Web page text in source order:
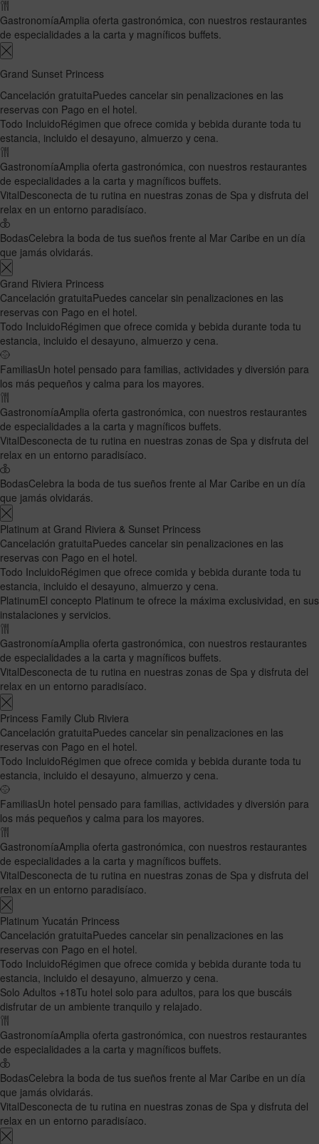
GastronomíaAmplia oferta gastronómica, con nuestros restaurantes
de especialidades a la carta y magníficos buffets.
Grand Sunset Princess
Cancelación gratuitaPuedes cancelar sin penalizaciones en las
reservas con Pago en el hotel.
Todo IncluidoRégimen que ofrece comida y bebida durante toda tu
estancia, incluido el desayuno, almuerzo y cena.
GastronomíaAmplia oferta gastronómica, con nuestros restaurantes
de especialidades a la carta y magníficos buffets.
VitalDesconecta de tu rutina en nuestras zonas de Spa y disfruta del
relax en un entorno paradisíaco.
BodasCelebra la boda de tus sueños frente al Mar Caribe en un día
que jamás olvidarás.
Grand Riviera Princess
Cancelación gratuitaPuedes cancelar sin penalizaciones en las
reservas con Pago en el hotel.
Todo IncluidoRégimen que ofrece comida y bebida durante toda tu
estancia, incluido el desayuno, almuerzo y cena.
FamiliasUn hotel pensado para familias, actividades y diversión para
los más pequeños y calma para los mayores.
GastronomíaAmplia oferta gastronómica, con nuestros restaurantes
de especialidades a la carta y magníficos buffets.
VitalDesconecta de tu rutina en nuestras zonas de Spa y disfruta del
relax en un entorno paradisíaco.
BodasCelebra la boda de tus sueños frente al Mar Caribe en un día
que jamás olvidarás.
Platinum at Grand Riviera & Sunset Princess
Cancelación gratuitaPuedes cancelar sin penalizaciones en las
reservas con Pago en el hotel.
Todo IncluidoRégimen que ofrece comida y bebida durante toda tu
estancia, incluido el desayuno, almuerzo y cena.
PlatinumEl concepto Platinum te ofrece la máxima exclusividad, en sus
instalaciones y servicios.
GastronomíaAmplia oferta gastronómica, con nuestros restaurantes
de especialidades a la carta y magníficos buffets.
VitalDesconecta de tu rutina en nuestras zonas de Spa y disfruta del
relax en un entorno paradisíaco.
Princess Family Club Riviera
Cancelación gratuitaPuedes cancelar sin penalizaciones en las
reservas con Pago en el hotel.
Todo IncluidoRégimen que ofrece comida y bebida durante toda tu
estancia, incluido el desayuno, almuerzo y cena.
FamiliasUn hotel pensado para familias, actividades y diversión para
los más pequeños y calma para los mayores.
GastronomíaAmplia oferta gastronómica, con nuestros restaurantes
de especialidades a la carta y magníficos buffets.
VitalDesconecta de tu rutina en nuestras zonas de Spa y disfruta del
relax en un entorno paradisíaco.
Platinum Yucatán Princess
Cancelación gratuitaPuedes cancelar sin penalizaciones en las
reservas con Pago en el hotel.
Todo IncluidoRégimen que ofrece comida y bebida durante toda tu
estancia, incluido el desayuno, almuerzo y cena.
Solo Adultos +18Tu hotel solo para adultos, para los que buscáis
disfrutar de un ambiente tranquilo y relajado.
GastronomíaAmplia oferta gastronómica, con nuestros restaurantes
de especialidades a la carta y magníficos buffets.
BodasCelebra la boda de tus sueños frente al Mar Caribe en un día
que jamás olvidarás.
VitalDesconecta de tu rutina en nuestras zonas de Spa y disfruta del
relax en un entorno paradisíaco.